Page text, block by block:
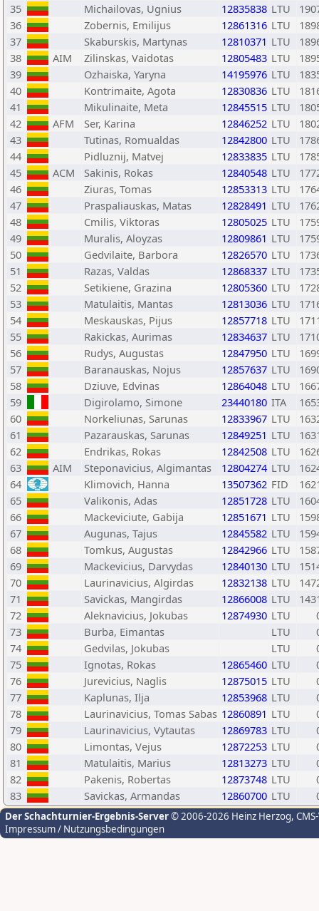
35
Michailovas, Ugnius 12835838 LTU
36
Zobernis, Emilijus 12861316 LTU
37
Skaburskis, Martynas 12810371 LTU
38
AIM Zilinskas, Vaidotas 12805483 LTU
39
Ozhaiska, Yaryna 14195976 LTU
40
Kontrimaite, Agota 12830836 LTU
41
Mikulinaite, Meta 12845515 LTU
42
AFM Ser, Karina 12846252 LTU
43
Tutinas, Romualdas 12842800 LTU
44
Pidluznij, Matvej 12833835 LTU
45
ACM Sakinis, Rokas 12840548 LTU
46
Ziuras, Tomas 12853313 LTU
47
Praspaliauskas, Matas 12828491 LTU
48
Cmilis, Viktoras 12805025 LTU
49
Muralis, Aloyzas 12809861 LTU
50
Gedvilaite, Barbora 12826570 LTU
51
Razas, Valdas 12868337 LTU
52
Setikiene, Grazina 12805360 LTU
53
Matulaitis, Mantas 12813036 LTU
54
Meskauskas, Pijus 12857718 LTU
55
Rakickas, Aurimas 12834637 LTU
56
Rudys, Augustas 12847950 LTU
57
Baranauskas, Nojus 12857637 LTU
58
Dziuve, Edvinas 12864048 LTU
59
Digirolamo, Simone 23440180 ITA
60
Norkeliunas, Sarunas 12833967 LTU
61
Pazarauskas, Sarunas 12849251 LTU
62
Endrikas, Rokas 12842508 LTU
63
AIM Steponavicius, Algimantas 12804274 LTU
64
Klimovich, Hanna 13507362 FID
65
Valikonis, Adas 12851728 LTU
66
Mackeviciute, Gabija 12851671 LTU
67
Augunas, Tajus 12845582 LTU
68
Tomkus, Augustas 12842966 LTU
69
Mackevicius, Darvydas 12840130 LTU
70
Laurinavicius, Algirdas 12832138 LTU
71
Savickas, Mangirdas 12866008 LTU
72
Aleknavicius, Jokubas 12874930 LTU
73
Burba, Eimantas LTU
74
Gedvilas, Jokubas LTU
75
Ignotas, Rokas 12865460 LTU
76
Jurevicius, Naglis 12875015 LTU
77
Kaplunas, Ilja 12853968 LTU
78
Laurinavicius, Tomas Sabas 12860891 LTU
79
Laurinavicius, Vytautas 12869783 LTU
80
Limontas, Vejus 12872253 LTU
81
Matulaitis, Marius 12813273 LTU
82
Pakenis, Robertas 12873748 LTU
83
Savickas, Armandas 12860700 LTU
Der Schachturnier-Ergebnis-Server© 2006-2026 Heinz Herzog,
Impressum / Nutzungsbedingungen